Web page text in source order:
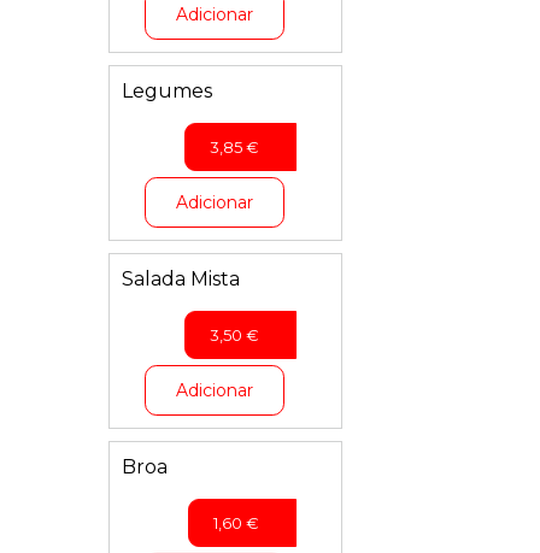
Adicionar
Legumes
3,85€
Adicionar
Salada Mista
3,50 €
Adicionar
Broa
1,60 €